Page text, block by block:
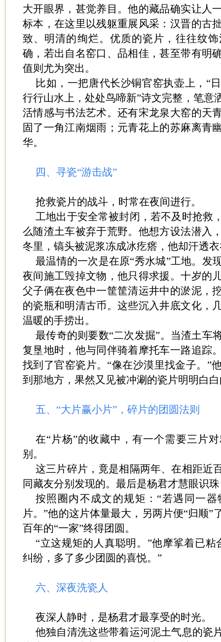
大开眼界，甚觉养目。他的藏品确实让人
标本，在这里以残躯重展风采：汉晋的古
致、明清的绚烂。优质的瓷片，往往纹
确，若出自名窑口、品相佳，甚至带有明
值则尤为突出。
比如，一把唐代长沙铜官窑执壶上，“
行行山水上，处处鸟啼新”诗文完整，笔意
活情感与书法艺术。还有宋龙泉大窑的天
固了一角江南烟雨；元青花上的苏麻离青
华。
四、寻瓷“游击战”
抢救瓷片的战斗，时常在夜间进行。
工地出于安全常被封闭，若不及时抢救
么随渣土车被弃于荒野。他想方设法潜入
冬里，镐头被泥浆冻成冰疙瘩，他却汗透
最温情的一次是在原“秀水城”工地。发
夜间施工毁掉文物，他只得求援。十岁的
父子俩在夜色中一筐筐清运井中的淤泥，
的瓷瓶和明清古币。这些沉入井底文化，
温暖的手捞出。
最传奇的则要数“二次发掘”。当渣土车
复垦地时，他与同伴骑着摩托车一路追踪
找到了官窑瓷片。“像在沙漠里找金子。”
到那地方，果然又见被冲涮的瓷片明明白
五、“大片赢小片”，碎片的团圆法则
在“片杨”的收藏中，有一个需要三片
别。
这三片碎片，竟是相隔两年、在相距近
同藏友分别发现的。最后是杨君才慧眼识
按照圈内不成文的规矩：“若遇同一
片。”他的这片体量最大，另两片便“归顺”
百年的“一家”终得团圆。
“立这规矩的人真聪明。”他摩挲着已
纠纷，多了多少团圆的喜悦。”
六、深夜洗瓷人
夜深人静时，是杨君才最享受的时光。
他独自清洗这些带着运河泥土气息的瓷